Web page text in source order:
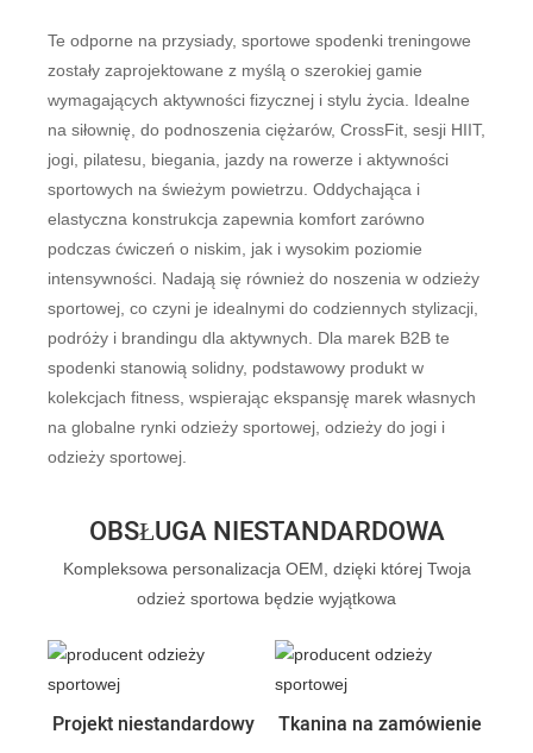
Te odporne na przysiady, sportowe spodenki treningowe
zostały zaprojektowane z myślą o szerokiej gamie
wymagających aktywności fizycznej i stylu życia. Idealne
na siłownię, do podnoszenia ciężarów, CrossFit, sesji HIIT,
jogi, pilatesu, biegania, jazdy na rowerze i aktywności
sportowych na świeżym powietrzu. Oddychająca i
elastyczna konstrukcja zapewnia komfort zarówno
podczas ćwiczeń o niskim, jak i wysokim poziomie
intensywności. Nadają się również do noszenia w odzieży
sportowej, co czyni je idealnymi do codziennych stylizacji,
podróży i brandingu dla aktywnych. Dla marek B2B te
spodenki stanowią solidny, podstawowy produkt w
kolekcjach fitness, wspierając ekspansję marek własnych
na globalne rynki odzieży sportowej, odzieży do jogi i
odzieży sportowej.
OBSŁUGA NIESTANDARDOWA
Kompleksowa personalizacja OEM, dzięki której Twoja
odzież sportowa będzie wyjątkowa
Projekt niestandardowy Tkanina na zamówienie